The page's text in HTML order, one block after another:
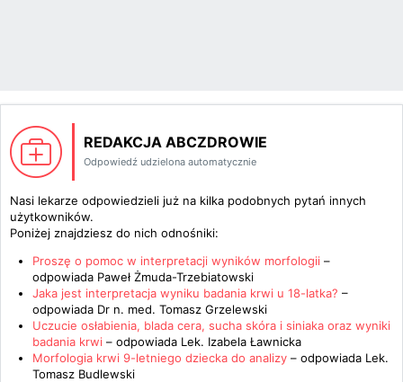
REDAKCJA ABCZDROWIE
Odpowiedź udzielona automatycznie
Nasi lekarze odpowiedzieli już na kilka podobnych pytań innych
użytkowników.
Poniżej znajdziesz do nich odnośniki:
Proszę o pomoc w interpretacji wyników morfologii –
odpowiada Paweł Żmuda-Trzebiatowski
Jaka jest interpretacja wyniku badania krwi u 18-latka? –
odpowiada Dr n. med. Tomasz Grzelewski
Uczucie osłabienia, blada cera, sucha skóra i siniaka oraz wyniki
badania krwi – odpowiada Lek. Izabela Ławnicka
Morfologia krwi 9-letniego dziecka do analizy – odpowiada Lek.
Tomasz Budlewski